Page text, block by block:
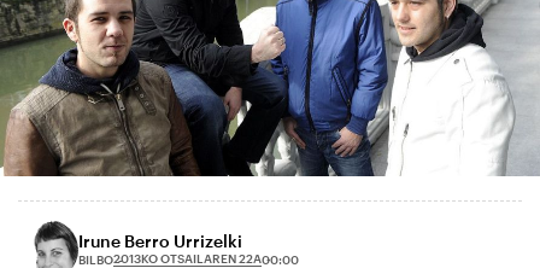
Irune Berro Urrizelki
BILBO2013KO OTSAILAREN 22A00:00